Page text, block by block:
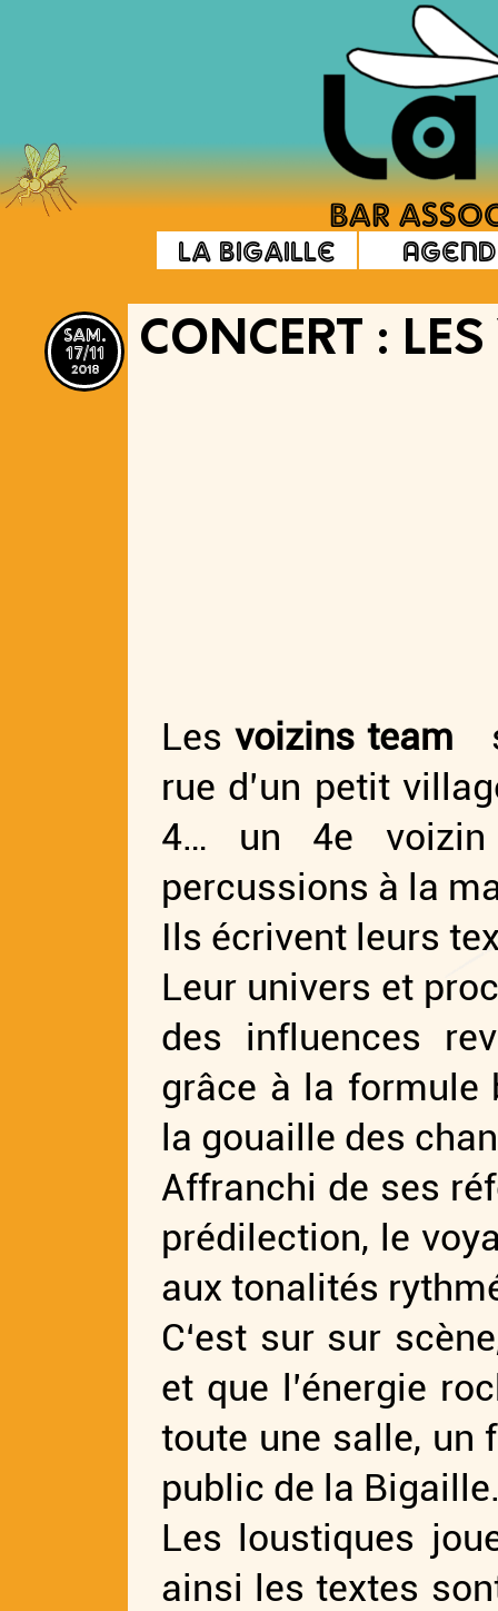
La Bigaille
sam.
17/11
2018
CONCERT :
Lesvoizins team
rue d’un petit
4… un 4e voizin
percussions à la
Ils écrivent leurs
Leur univers et
des influences
grâce à la formule
la gouaille des
Affranchi de ses
prédilection, le
aux tonalités
C‘est sur sur
et que l’énergie
toute une salle, un
public de la
Les loustiques
ainsi les textes